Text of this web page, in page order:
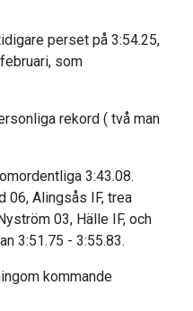
perset på 3:54.25,
som
rekord ( två man
3:43.08.
06, Alingsås IF, trea
03, Hälle IF, och
3:51.75 - 3:55.83.
kommande